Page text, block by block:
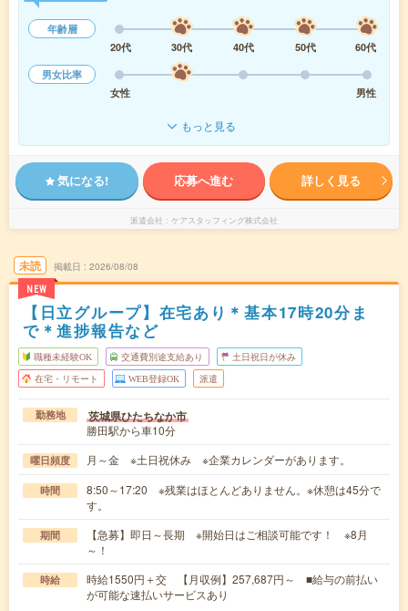
年齢層
20代
30代 40代 50代
60代
男女比率
女性
男性
もっと見る
気になる! 応募へ進む 詳しく見る
派遣会社 ケアスタッフィング株式会社
未読
NEW
掲載日 2026/08/08
【日立グループ】在宅あり＊基本17時20分ま
で＊進捗報告など
職種未経験OK 交通費別途支給あり 土日祝日が休み
在宅・リモート WEB登録OK 派遣
勤務地 茨城県ひたちなか市
勝田駅から車10分
曜日頻度 月～金 ※土日祝休み ※企業カレンダーがあります。
時間
8:50～17:20 ※残業はほとんどありません。※休憩は45分で
す。
期間
【急募】即日～長期 ※開始日はご相談可能です！ ※8月
～！
時給
時給1550円＋交 【月収例】257,687円～ ■給与の前払い
が可能な速払いサービスあり